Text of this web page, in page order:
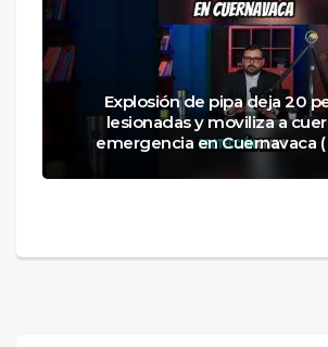
Explosión de pipa deja 20
lesionadas y moviliza a
emergencia en Cuernavaca